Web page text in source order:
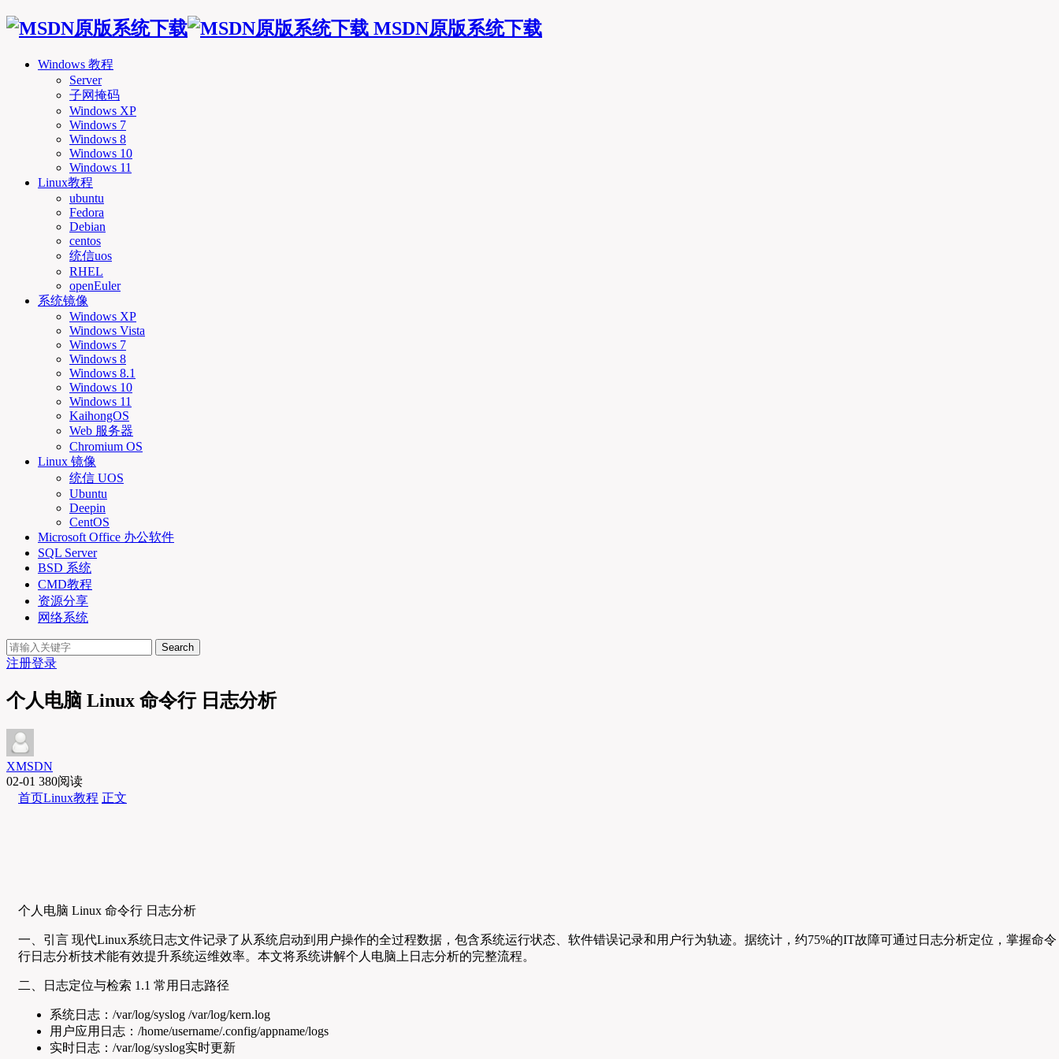
MSDN原版系统下载
Windows 教程
Server
子网掩码
Windows XP
Windows 7
Windows 8
Windows 10
Windows 11
Linux教程
ubuntu
Fedora
Debian
centos
统信uos
RHEL
openEuler
系统镜像
Windows XP
Windows Vista
Windows 7
Windows 8
Windows 8.1
Windows 10
Windows 11
KaihongOS
Web 服务器
Chromium OS
Linux 镜像
统信 UOS
Ubuntu
Deepin
CentOS
Microsoft Office 办公软件
SQL Server
BSD 系统
CMD教程
资源分享
网络系统
Search
注册登录
个人电脑 Linux 命令行 日志分析
XMSDN
02-01 380阅读
首页Linux教程 正文
个人电脑 Linux 命令行 日志分析
一、引言 现代Linux系统日志文件记录了从系统启动到用户操作的全过程数据，包含系统运行状态、软件错误记录和用户行为轨迹。据统计，约75%的IT故障可通过日志分析定位，掌握命令
行日志分析技术能有效提升系统运维效率。本文将系统讲解个人电脑上日志分析的完整流程。
二、日志定位与检索 1.1 常用日志路径
系统日志：/var/log/syslog /var/log/kern.log
用户应用日志：/home/username/.config/appname/logs
实时日志：/var/log/syslog实时更新